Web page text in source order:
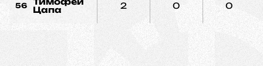
56
Цапа
2 0 0